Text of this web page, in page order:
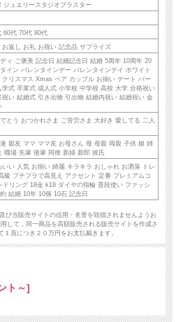
ュエリースタジオプラスター
60代 70代 80代
返し お礼 お祝い 記念品 サプライズ
ィ ご褒美 記念日 結婚記念日 結婚 5周年 10周年 20
イン バレンタインデー バレンタインデイ ホワイト
リスマス Xmas ペア カップル お揃い デート パー
式 卒業式 成人式 小学校 中学校 高校 大学 合格祝い
い 結婚式 引き出物 引出物 結婚内祝い 結婚祝い 金
とう おつかれさま ご苦労さま 大好き 愛してる 二人
親友 ママ ママ友 お母さん 母 母親 両親 子供 娘 姉
職場 先輩 後輩 同僚 新婦 新郎 彼氏
い 人気 お揃い 綺麗 キラキラ おしゃれ お洒落 トレ
級 プチプラで高見え アクセント 定番 プレミアムコ
ドリング 18金 k18 ダイヤの指輪 普段使い ファッシ
結婚 10年 10個 10石 記念日
び当販売サイトの信用・名誉を毀損されませんようお
して，同一商品を高額販売される販売サイトを作成さ
頁につき２０万円をお支払戴きます。
ト～]